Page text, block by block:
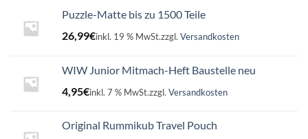
Puzzle-Matte bis zu 1500 Teile
26,99€inkl. 19 % MwSt.zzgl. Versandkosten
WIW Junior Mitmach-Heft Baustelle neu
4,95€inkl. 7 % MwSt.zzgl. Versandkosten
Original Rummikub Travel Pouch